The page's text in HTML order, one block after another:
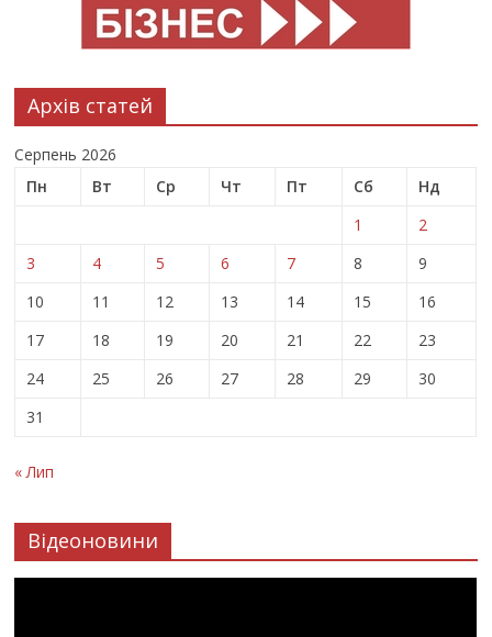
Архів статей
Серпень 2026
Пн
Вт Ср Чт Пт Сб
Нд
1
2
3
4 5 6 7 8
9
10
11 12 13 14 15
16
17
18 19 20 21 22
23
24
25 26 27 28 29
30
31
« Лип
Відеоновини